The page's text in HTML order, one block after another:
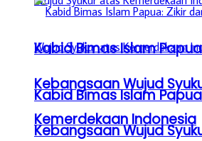
Kabid Bimas Islam
Kebangsaan Wujud
Kemerdekaan Indonesia
Kabid Bimas Islam
Kebangsaan Wujud